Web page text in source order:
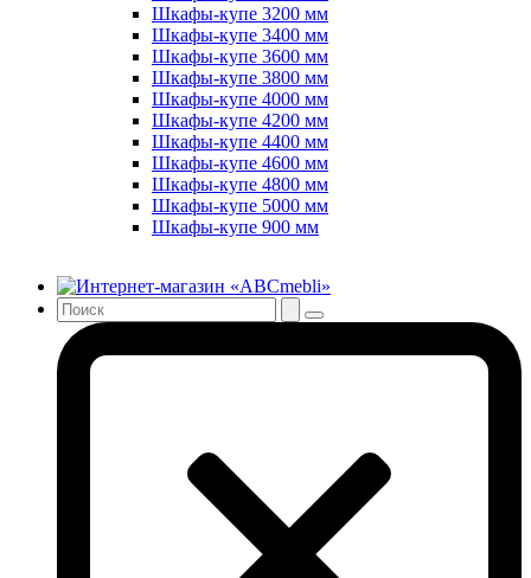
Шкафы-купе 3200 мм
Шкафы-купе 3400 мм
Шкафы-купе 3600 мм
Шкафы-купе 3800 мм
Шкафы-купе 4000 мм
Шкафы-купе 4200 мм
Шкафы-купе 4400 мм
Шкафы-купе 4600 мм
Шкафы-купе 4800 мм
Шкафы-купе 5000 мм
Шкафы-купе 900 мм